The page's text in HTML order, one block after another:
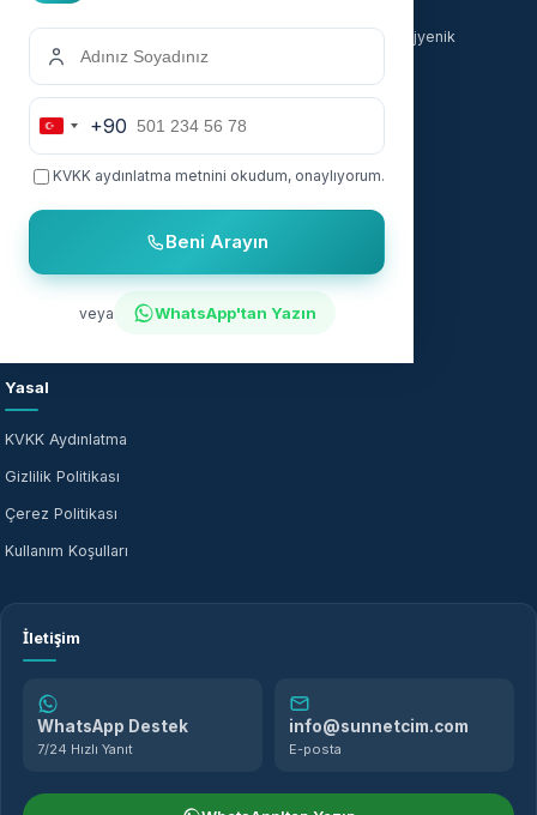
Turkey
+90
+90
KVKK aydınlatma metnini okudum, onaylıyorum.
Beni Arayın
veya WhatsApp'tan Yazın
Türkiye genelinde ailelere güvenilir, hızlı ve hijyenik
sünnet hizmeti sunuyoruz.
Hizmetler
Bebek Sünneti
Çocuk Sünneti
Sünnet Sonrası Bakım
Fiyat Bilgisi
Anasayfa
Bilgi Merkezi
Yasal
KVKK Aydınlatma
Gizlilik Politikası
Çerez Politikası
Kullanım Koşulları
İletişim
WhatsApp Destek
7/24 Hızlı Yanıt
info@sunnetcim.com
E-posta